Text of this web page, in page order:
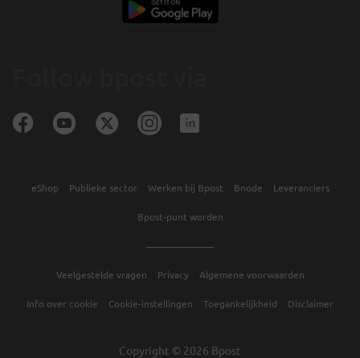
Veelgestelde vragen Privacy Algemene voorwaarden
Info over cookie Cookie-instellingen Toegankelijkheid Disclaimer
eShop Publieke sector Werken bij Bpost Bnode Leveranciers
Bpost-punt worden
Copyright © 2026 Bpost